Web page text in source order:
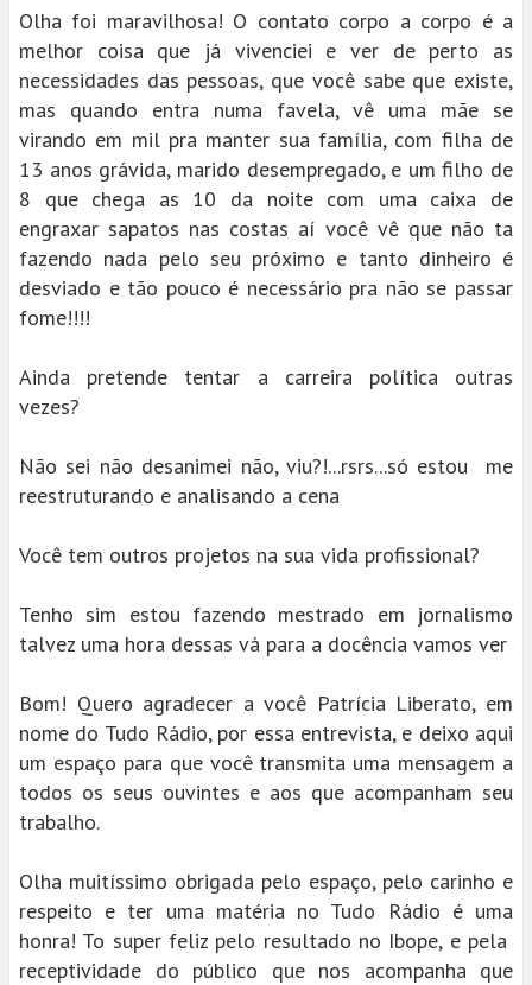
Olha foi maravilhosa! O contato corpo a corpo é a
melhor coisa que já vivenciei e ver de perto as
necessidades das pessoas, que você sabe que existe,
mas quando entra numa favela, vê uma mãe se
virando em mil pra manter sua família, com filha de
13 anos grávida, marido desempregado, e um filho de
8 que chega as 10 da noite com uma caixa de
engraxar sapatos nas costas aí você vê que não ta
fazendo nada pelo seu próximo e tanto dinheiro é
desviado e tão pouco é necessário pra não se passar
fome!!!!
Ainda pretende tentar a carreira política outras
vezes?
Não sei não desanimei não, viu?!...rsrs...só estou me
reestruturando e analisando a cena
Você tem outros projetos na sua vida profissional?
Tenho sim estou fazendo mestrado em jornalismo
talvez uma hora dessas vá para a docência vamos ver
Bom! Quero agradecer a você Patrícia Liberato, em
nome do Tudo Rádio, por essa entrevista, e deixo aqui
um espaço para que você transmita uma mensagem a
todos os seus ouvintes e aos que acompanham seu
trabalho.
Olha muitíssimo obrigada pelo espaço, pelo carinho e
respeito e ter uma matéria no Tudo Rádio é uma
honra! To super feliz pelo resultado no Ibope, e pela
receptividade do público que nos acompanha que